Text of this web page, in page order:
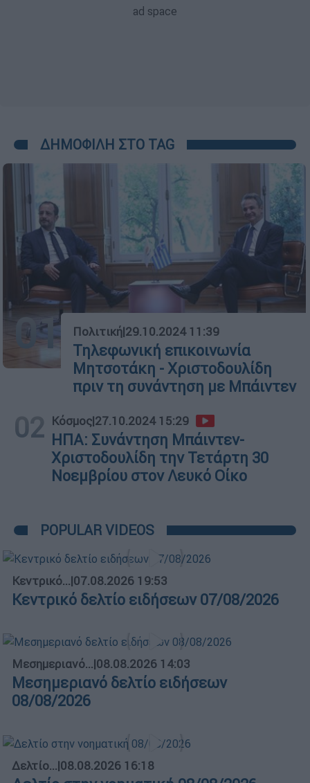
ΔΗΜΟΦΙΛΗ ΣΤΟ TAG
01 Πολιτική|29.10.2024 11:39
Τηλεφωνική επικοινωνία
Μητσοτάκη - Χριστοδουλίδη
πριν τη συνάντηση με Μπάιντεν
02 Κόσμος|27.10.2024 15:29
ΗΠΑ: Συνάντηση Μπάιντεν-
Χριστοδουλίδη την Τετάρτη 30
Νοεμβρίου στον Λευκό Οίκο
POPULAR VIDEOS
Κεντρικό...|07.08.2026 19:53
Κεντρικό δελτίο ειδήσεων 07/08/2026
Μεσημεριανό...|08.08.2026 14:03
Μεσημεριανό δελτίο ειδήσεων
08/08/2026
Δελτίο...|08.08.2026 16:18